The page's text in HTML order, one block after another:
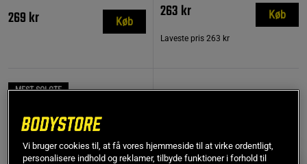
269 kr Køb 263 kr
Laveste pris 263 kr
Køb
MEST SOLGTE
Vi bruger cookies til, at få vores hjemmeside til at virke ordentligt,
personalisere indhold og reklamer, tilbyde funktioner i forhold til